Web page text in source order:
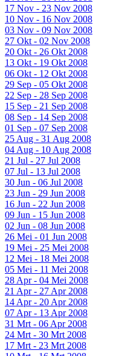
17 Nov - 23 Nov 2008
10 Nov - 16 Nov 2008
03 Nov - 09 Nov 2008
27 Okt - 02 Nov 2008
20 Okt - 26 Okt 2008
13 Okt - 19 Okt 2008
06 Okt - 12 Okt 2008
29 Sep - 05 Okt 2008
22 Sep - 28 Sep 2008
15 Sep - 21 Sep 2008
08 Sep - 14 Sep 2008
01 Sep - 07 Sep 2008
25 Aug - 31 Aug 2008
04 Aug - 10 Aug 2008
21 Jul - 27 Jul 2008
07 Jul - 13 Jul 2008
30 Jun - 06 Jul 2008
23 Jun - 29 Jun 2008
16 Jun - 22 Jun 2008
09 Jun - 15 Jun 2008
02 Jun - 08 Jun 2008
26 Mei - 01 Jun 2008
19 Mei - 25 Mei 2008
12 Mei - 18 Mei 2008
05 Mei - 11 Mei 2008
28 Apr - 04 Mei 2008
21 Apr - 27 Apr 2008
14 Apr - 20 Apr 2008
07 Apr - 13 Apr 2008
31 Mrt - 06 Apr 2008
24 Mrt - 30 Mrt 2008
17 Mrt - 23 Mrt 2008